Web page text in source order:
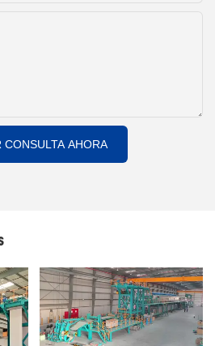
CONSULTA AHORA